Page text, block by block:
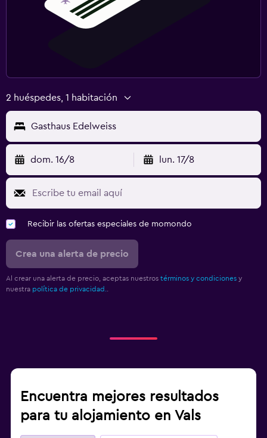
2 huéspedes, 1 habitación
Gasthaus Edelweiss
dom. 16/8 lun. 17/8
Recibir las ofertas especiales de momondo
Crea una alerta de precio
Al crear una alerta de precio, aceptas nuestros términos y condiciones y
nuestra política de privacidad.
Encuentra mejores resultados
para tu alojamiento en Vals